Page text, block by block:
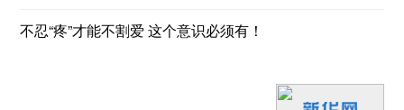
不忍“疼”才能不割爱 这个意识必须有！